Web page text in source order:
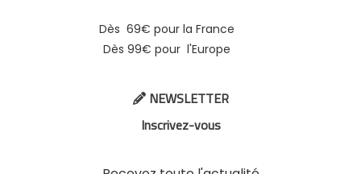
Dès 69€ pour la France
Dès 99€ pour l'Europe
NEWSLETTER
Inscrivez-vous